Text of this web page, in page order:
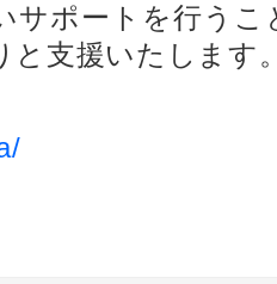
サポートを行う
と支援いたします